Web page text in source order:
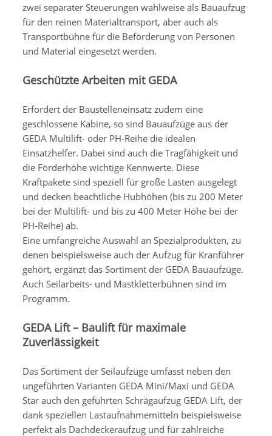
zwei separater Steuerungen wahlweise als Bauaufzug
für den reinen Materialtransport, aber auch als
Transportbühne für die Beförderung von Personen
und Material eingesetzt werden.
Geschützte Arbeiten mit GEDA
Erfordert der Baustelleneinsatz zudem eine
geschlossene Kabine, so sind Bauaufzüge aus der
GEDA Multilift- oder PH-Reihe die idealen
Einsatzhelfer. Dabei sind auch die Tragfähigkeit und
die Förderhöhe wichtige Kennwerte. Diese
Kraftpakete sind speziell für große Lasten ausgelegt
und decken beachtliche Hubhöhen (bis zu 200 Meter
bei der Multilift- und bis zu 400 Meter Höhe bei der
PH-Reihe) ab.
Eine umfangreiche Auswahl an Spezialprodukten, zu
denen beispielsweise auch der Aufzug für Kranführer
gehört, ergänzt das Sortiment der GEDA Bauaufzüge.
Auch Seilarbeits- und Mastkletterbühnen sind im
Programm.
GEDA Lift – Baulift für maximale
Zuverlässigkeit
Das Sortiment der Seilaufzüge umfasst neben den
ungeführten Varianten GEDA Mini/Maxi und GEDA
Star auch den geführten Schrägaufzug GEDA Lift, der
dank speziellen Lastaufnahmemitteln beispielsweise
perfekt als Dachdeckeraufzug und für zahlreiche